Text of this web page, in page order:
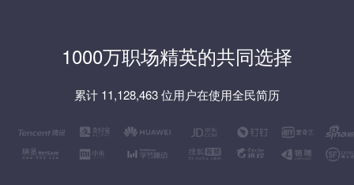
1000万职场精英的共同选择
累计 11,128,463 位用户在使用全民简历